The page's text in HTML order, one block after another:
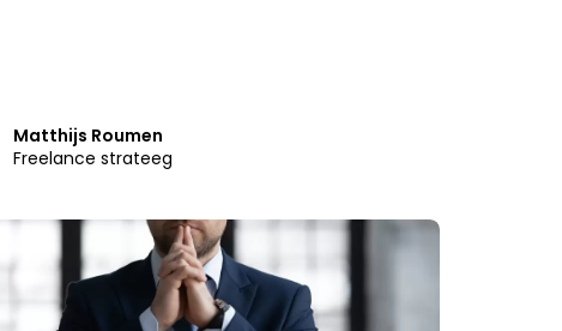
Matthijs Roumen
Freelance strateeg